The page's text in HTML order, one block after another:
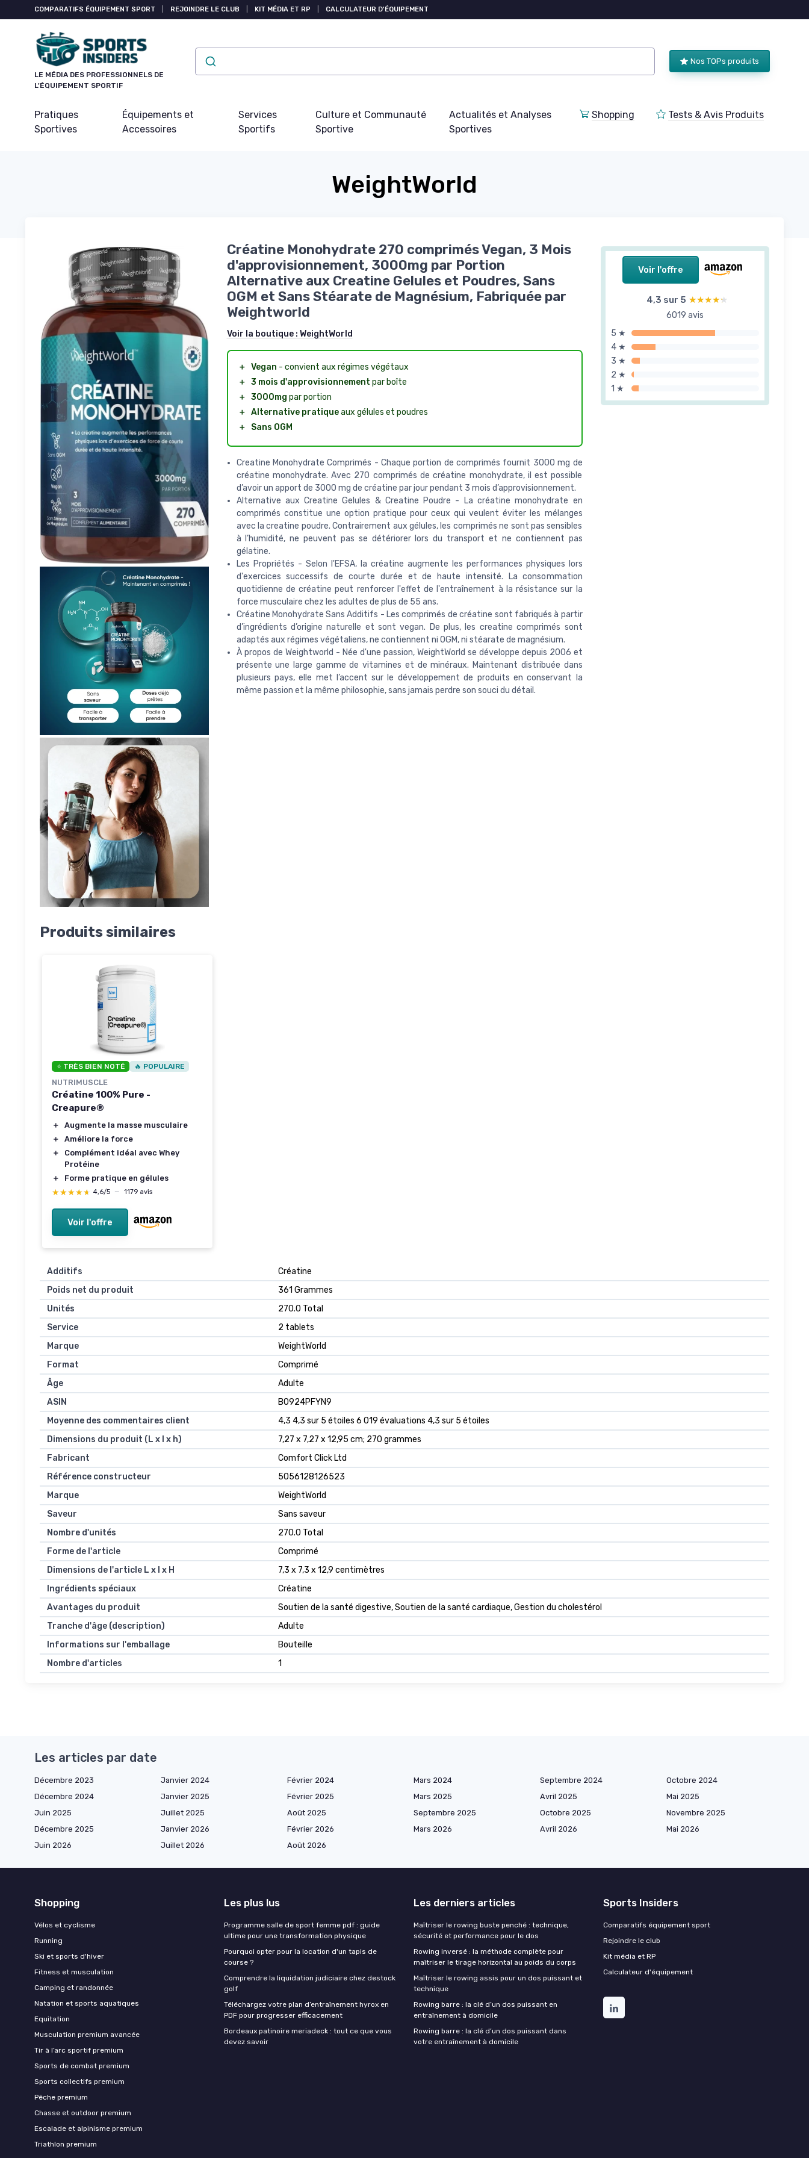
COMPARATIFS ÉQUIPEMENT SPORT REJOINDRE LE CLUB KIT MÉDIA ET RP CALCULATEUR D'ÉQUIPEMENT
LE MÉDIA DES PROFESSIONNELS DE
L'ÉQUIPEMENT SPORTIF
Nos TOPs produits
Pratiques
Sportives
Équipements et
Accessoires
Services
Sportifs
Culture et Communauté
Sportive
Actualités et Analyses
Sportives
Shopping Tests & Avis Produits
WeightWorld
Voir l'offre
4,3 sur 5 ★★★★★
★★★★★
6019 avis
5 ★
4 ★
3 ★
2 ★
1 ★
Créatine Monohydrate 270 comprimés Vegan, 3 Mois
d'approvisionnement, 3000mg par Portion
Alternative aux Creatine Gelules et Poudres, Sans
OGM et Sans Stéarate de Magnésium, Fabriquée par
Weightworld
Voir la boutique : WeightWorld
＋ Vegan - convient aux régimes végétaux
＋ 3 mois d'approvisionnement par boîte
＋ 3000mg par portion
＋ Alternative pratiqueaux gélules et poudres
＋
Sans OGM
Creatine Monohydrate Comprimés - Chaque portion de comprimés fournit 3000 mg de
créatine monohydrate. Avec 270 comprimés de créatine monohydrate, il est possible
d’avoir un apport de 3000 mg de créatine par jour pendant 3 mois d’approvisionnement.
Alternative aux Creatine Gelules & Creatine Poudre - La créatine monohydrate en
comprimés constitue une option pratique pour ceux qui veulent éviter les mélanges
avec la creatine poudre. Contrairement aux gélules, les comprimés ne sont pas sensibles
à l’humidité, ne peuvent pas se détériorer lors du transport et ne contiennent pas
gélatine.
Les Propriétés - Selon l'EFSA, la créatine augmente les performances physiques lors
d'exercices successifs de courte durée et de haute intensité. La consommation
quotidienne de créatine peut renforcer l'effet de l'entraînement à la résistance sur la
force musculaire chez les adultes de plus de 55 ans.
Créatine Monohydrate Sans Additifs - Les comprimés de créatine sont fabriqués à partir
d’ingrédients d’origine naturelle et sont vegan. De plus, les creatine comprimés sont
adaptés aux régimes végétaliens, ne contiennent ni OGM, ni stéarate de magnésium.
À propos de Weightworld - Née d'une passion, WeightWorld se développe depuis 2006 et
présente une large gamme de vitamines et de minéraux. Maintenant distribuée dans
plusieurs pays, elle met l’accent sur le développement de produits en conservant la
même passion et la même philosophie, sans jamais perdre son souci du détail.
Produits similaires
⭐ TRÈS BIEN NOTÉ 🔥 POPULAIRE
NUTRIMUSCLE
Créatine 100% Pure -
Creapure®
＋
Augmente la masse musculaire
＋
Améliore la force
＋
Complément idéal avec Whey
Protéine
＋
Forme pratique en gélules
★★★★★
★★★★★ 4,6/5 — 1179 avis
Voir l'offre
Additifs
‎Créatine
Poids net du produit
‎361 Grammes
Unités
‎270.0 Total
Service
‎2 tablets
Marque
‎WeightWorld
Format
‎Comprimé
Âge
‎Adulte
ASIN
B0924PFYN9
Moyenne des commentaires client
4,3 4,3 sur 5 étoiles 6 019 évaluations 4,3 sur 5 étoiles
Dimensions du produit (L x l x h)
7,27 x 7,27 x 12,95 cm; 270 grammes
Fabricant
Comfort Click Ltd
Référence constructeur
5056128126523
Marque
WeightWorld
Saveur
Sans saveur
Nombre d'unités
270.0 Total
Forme de l'article
Comprimé
Dimensions de l'article L x l x H
7,3 x 7,3 x 12,9 centimètres
Ingrédients spéciaux
Créatine
Avantages du produit
Soutien de la santé digestive, Soutien de la santé cardiaque, Gestion du cholestérol
Tranche d'âge (description)
Adulte
Informations sur l'emballage
Bouteille
Nombre d'articles
1
Les articles par date
Décembre 2023 Janvier 2024 Février 2024 Mars 2024 Septembre 2024
Octobre 2024
Décembre 2024
Janvier 2025 Février 2025 Mars 2025 Avril 2025
Mai 2025
Juin 2025
Juillet 2025 Août 2025 Septembre 2025 Octobre 2025
Novembre 2025
Décembre 2025
Janvier 2026 Février 2026 Mars 2026 Avril 2026
Mai 2026
Juin 2026
Juillet 2026 Août 2026
Shopping
Vélos et cyclisme
Running
Ski et sports d'hiver
Fitness et musculation
Camping et randonnée
Natation et sports aquatiques
Equitation
Musculation premium avancée
Tir à l’arc sportif premium
Sports de combat premium
Sports collectifs premium
Pêche premium
Chasse et outdoor premium
Escalade et alpinisme premium
Triathlon premium
Les plus lus
Programme salle de sport femme pdf : guide
ultime pour une transformation physique
Pourquoi opter pour la location d'un tapis de
course ?
Comprendre la liquidation judiciaire chez destock
golf
Téléchargez votre plan d’entraînement hyrox en
PDF pour progresser efficacement
Bordeaux patinoire meriadeck : tout ce que vous
devez savoir
Les derniers articles
Maîtriser le rowing buste penché : technique,
sécurité et performance pour le dos
Rowing inversé : la méthode complète pour
maîtriser le tirage horizontal au poids du corps
Maîtriser le rowing assis pour un dos puissant et
technique
Rowing barre : la clé d’un dos puissant en
entraînement à domicile
Rowing barre : la clé d’un dos puissant dans
votre entraînement à domicile
Sports Insiders
Comparatifs équipement sport
Rejoindre le club
Kit média et RP
Calculateur d'équipement
Panneau de gestion des cookies